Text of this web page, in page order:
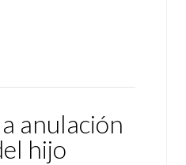
anulación
hijo